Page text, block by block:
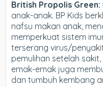
British Propolis Green:
anak-anak. BP Kids
nafsu makan anak,
memperkuat sistem
terserang virus/
pemulihan setelah
emak-emak juga
dan tumbuh kembang